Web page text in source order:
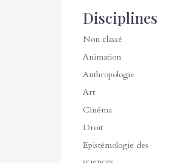
Disciplines
Non classé
Animation
Anthropologie
Art
Cinéma
Droit
Epistémologie des